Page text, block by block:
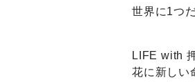
世界に1つ
LIFE with
花に新しい